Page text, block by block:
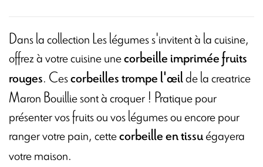
Dans la collection Les légumes s'invitent à la cuisine,
offrez à votre cuisine unecorbeille imprimée fruits
rouges. Cescorbeilles trompe l'œilde la creatrice
Maron Bouillie sont à croquer ! Pratique pour
présenter vos fruits ou vos légumes ou encore pour
ranger votre pain, cettecorbeille en tissuégayera
votre maison.